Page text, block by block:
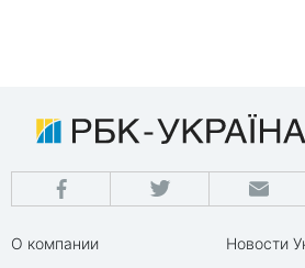
О компании
Новости